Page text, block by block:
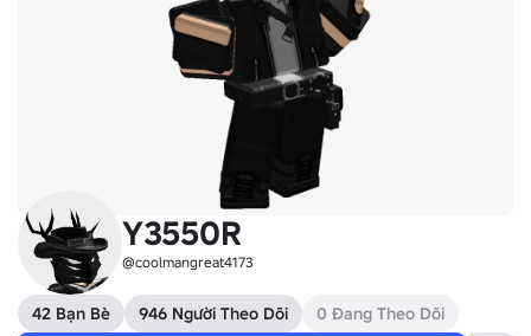
Y3550R
@coolmangreat4173
42 Bạn Bè 946 Người Theo Dõi
0 Đang Theo Dõi